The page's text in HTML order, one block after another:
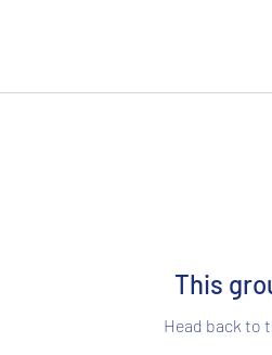
This
Head back to